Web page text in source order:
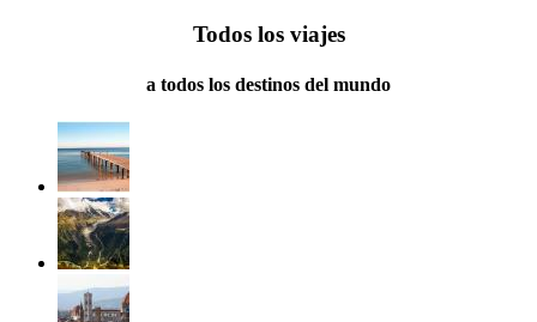
Todos los viajes
a todos los destinos del mundo